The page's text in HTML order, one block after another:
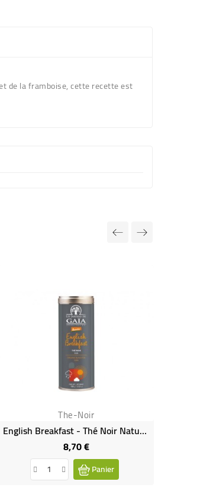
de la framboise, cette recette est
The-Noir
English Breakfast - Thé Noir Nature Bio, Demeter & Équitable
8,70 €Prix
Panier